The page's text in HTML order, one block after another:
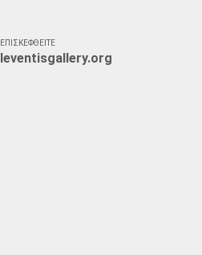
ΕΠΙΣΚΕΦΘΕΙΤΕ
leventisgallery.org